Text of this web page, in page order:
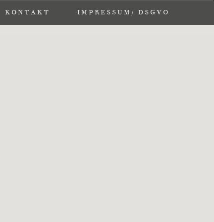
KONTAKT IMPRESSUM/ DSGVO
KONTAKT IMPRESSUM/ DSGVO